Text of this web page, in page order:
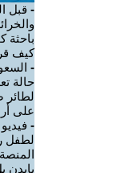
- قبل
باحثة
كيف
-
حالة
لطائر
على
-
لطفل
بايدن